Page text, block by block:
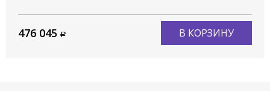
476 045 В КОРЗИНУ